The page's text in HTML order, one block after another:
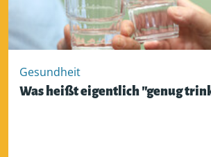
Gesundheit
Was heißt eigentlich "genug